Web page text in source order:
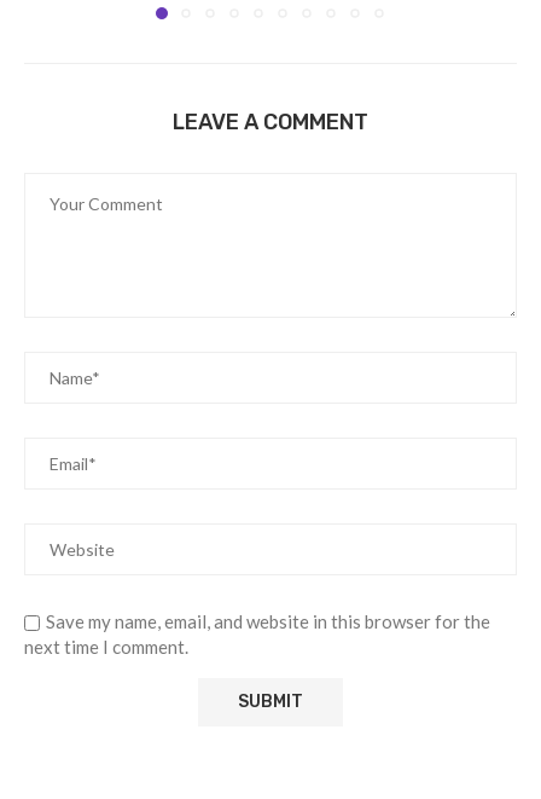
LEAVE A COMMENT
Save my name, email, and website in this browser for the
next time I comment.